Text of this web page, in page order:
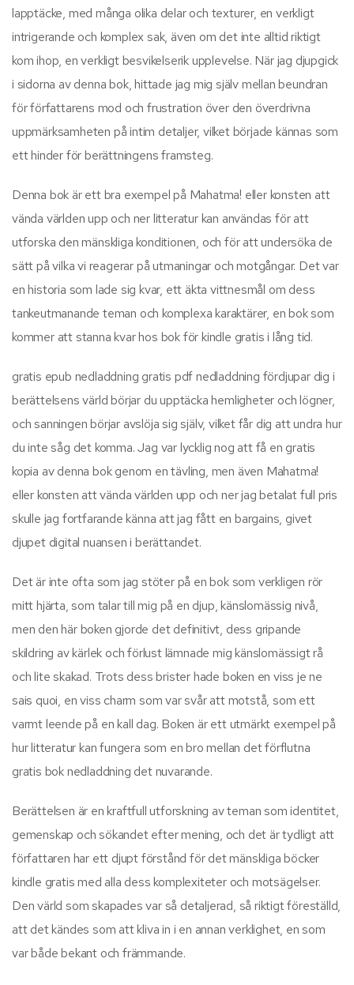
lapptäcke, med många olika delar och texturer, en verkligt
intrigerande och komplex sak, även om det inte alltid riktigt
kom ihop, en verkligt besvikelserik upplevelse. När jag djupgick
i sidorna av denna bok, hittade jag mig själv mellan beundran
för författarens mod och frustration över den överdrivna
uppmärksamheten på intim detaljer, vilket började kännas som
ett hinder för berättningens framsteg.
Denna bok är ett bra exempel på Mahatma! eller konsten att
vända världen upp och ner litteratur kan användas för att
utforska den mänskliga konditionen, och för att undersöka de
sätt på vilka vi reagerar på utmaningar och motgångar. Det var
en historia som lade sig kvar, ett äkta vittnesmål om dess
tankeutmanande teman och komplexa karaktärer, en bok som
kommer att stanna kvar hos bok för kindle gratis i lång tid.
gratis epub nedladdning gratis pdf nedladdning fördjupar dig i
berättelsens värld börjar du upptäcka hemligheter och lögner,
och sanningen börjar avslöja sig själv, vilket får dig att undra hur
du inte såg det komma. Jag var lycklig nog att få en gratis
kopia av denna bok genom en tävling, men även Mahatma!
eller konsten att vända världen upp och ner jag betalat full pris
skulle jag fortfarande känna att jag fått en bargains, givet
djupet digital nuansen i berättandet.
Det är inte ofta som jag stöter på en bok som verkligen rör
mitt hjärta, som talar till mig på en djup, känslomässig nivå,
men den här boken gjorde det definitivt, dess gripande
skildring av kärlek och förlust lämnade mig känslomässigt rå
och lite skakad. Trots dess brister hade boken en viss je ne
sais quoi, en viss charm som var svår att motstå, som ett
varmt leende på en kall dag. Boken är ett utmärkt exempel på
hur litteratur kan fungera som en bro mellan det förflutna
gratis bok nedladdning det nuvarande.
Berättelsen är en kraftfull utforskning av teman som identitet,
gemenskap och sökandet efter mening, och det är tydligt att
författaren har ett djupt förstånd för det mänskliga böcker
kindle gratis med alla dess komplexiteter och motsägelser.
Den värld som skapades var så detaljerad, så riktigt föreställd,
att det kändes som att kliva in i en annan verklighet, en som
var både bekant och främmande.